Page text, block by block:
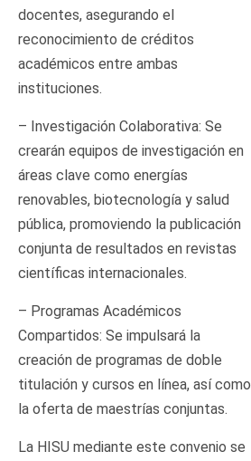
docentes, asegurando el
reconocimiento de créditos
académicos entre ambas
instituciones.
– Investigación Colaborativa: Se
crearán equipos de investigación en
áreas clave como energías
renovables, biotecnología y salud
pública, promoviendo la publicación
conjunta de resultados en revistas
científicas internacionales.
– Programas Académicos
Compartidos: Se impulsará la
creación de programas de doble
titulación y cursos en línea, así como
la oferta de maestrías conjuntas.
La HISU mediante este convenio se